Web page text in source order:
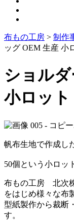
布もの工房 > 制作
ッグ OEM 生産 小
ショル
小ロッ
帆布生地で作成し
50個という小ロッ
布もの工房 北次
をはじめ様々な布
型紙製作から裁断
す。